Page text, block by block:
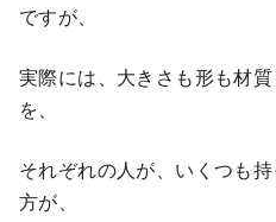
ですが、
実際には、大きさも形も材
を、
それぞれの人が、いくつも
方が、